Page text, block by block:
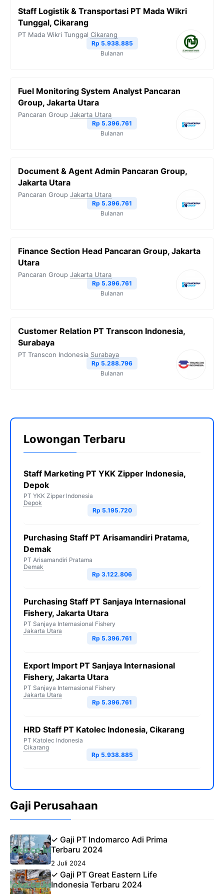
Staff Logistik & Transportasi PT Mada Wikri
Tunggal, Cikarang
PT Mada Wikri Tunggal Cikarang
Rp 5.938.885
Bulanan
Fuel Monitoring System Analyst Pancaran
Group, Jakarta Utara
Pancaran Group Jakarta Utara
Rp 5.396.761
Bulanan
Document & Agent Admin Pancaran Group,
Jakarta Utara
Pancaran Group Jakarta Utara
Rp 5.396.761
Bulanan
Finance Section Head Pancaran Group, Jakarta
Utara
Pancaran Group Jakarta Utara
Rp 5.396.761
Bulanan
Customer Relation PT Transcon Indonesia,
Surabaya
PT Transcon Indonesia Surabaya
Rp 5.288.796
Bulanan
Lowongan Terbaru
Staff Marketing PT YKK Zipper Indonesia,
Depok
PT YKK Zipper Indonesia
Depok
Rp 5.195.720
Purchasing Staff PT Arisamandiri Pratama,
Demak
PT Arisamandiri Pratama
Demak
Rp 3.122.806
Purchasing Staff PT Sanjaya Internasional
Fishery, Jakarta Utara
PT Sanjaya Internasional Fishery
Jakarta Utara
Rp 5.396.761
Export Import PT Sanjaya Internasional
Fishery, Jakarta Utara
PT Sanjaya Internasional Fishery
Jakarta Utara
Rp 5.396.761
HRD Staff PT Katolec Indonesia, Cikarang
PT Katolec Indonesia
Cikarang
Rp 5.938.885
Gaji Perusahaan
✓ Gaji PT Indomarco Adi Prima
Terbaru 2024
2 Juli 2024
✓ Gaji PT Great Eastern Life
Indonesia Terbaru 2024